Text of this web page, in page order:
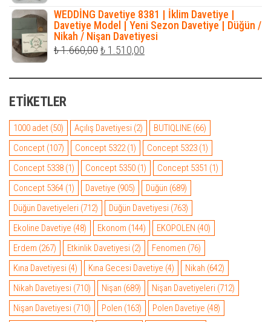
fiyat:
₺ 600,00.
andaki
fiyat:
₺ 450,00.
WEDDİNG Davetiye 8381 | İklim Davetiye |
Davetiye Model | Yeni Sezon Davetiye | Düğün /
Nikah / Nişan Davetiyesi
₺1.660,00Orijinal
₺ 1.510,00
ETIKETLER
1000 adet (50) Açılış Davetiyesi (2) BUTIQLINE (66)
Concept (107) Concept 5322(1) Concept 5323 (1)
Concept 5338 (1) Concept 5350 (1) Concept 5351 (1)
Concept 5364 (1) Davetiye (905) Düğün (689)
Düğün Davetiyeleri (712) Düğün Davetiyesi (763)
Ekoline Davetiye (48) Ekonom (144) EKOPOLEN (40)
Erdem (267) Etkinlik Davetiyesi (2) Fenomen (76)
Kına Davetiyesi (4) Kına Gecesi Davetiye (4) Nikah (642)
Nikah Davetiyesi (710) Nişan (689) Nişan Davetiyeleri (712)
Nişan Davetiyesi (710) Polen (163) Polen Davetiye (48)